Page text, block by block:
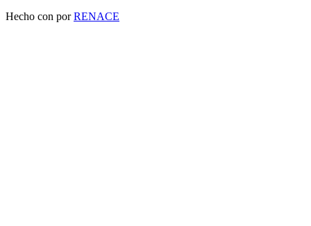
Hecho con porRENACE